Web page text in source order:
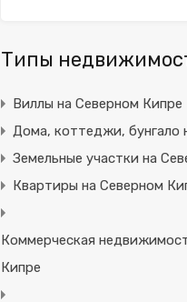
Типы
Виллы на Северном Кипре
Дома, коттеджи, бунгало
Земельные участки на
Квартиры на Северном
Коммерческая
Кипре